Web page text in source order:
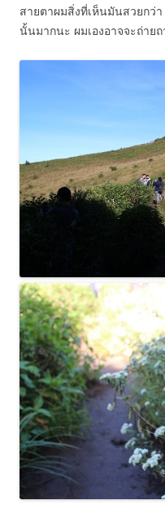
สายตาผมสิ่งที่เห็นมันสวยกว่า
นั้นมากนะ ผมเองอาจจะถ่าย